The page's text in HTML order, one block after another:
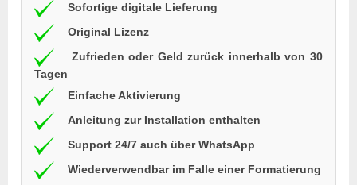
Sofortige digitale Lieferung
Original Lizenz
Zufrieden oder Geld zurück innerhalb von 30
Tagen
Einfache Aktivierung
Anleitung zur Installation enthalten
Support 24/7 auch über WhatsApp
Wiederverwendbar im Falle einer Formatierung